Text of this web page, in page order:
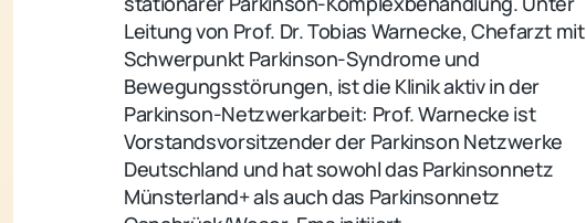
Leitung von Prof. Dr. Tobias Warnecke, Chefarzt mit
Schwerpunkt Parkinson-Syndrome und
Bewegungsstörungen, ist die Klinik aktiv in der
Parkinson-Netzwerkarbeit: Prof. Warnecke ist
Vorstandsvorsitzender der Parkinson Netzwerke
Deutschland und hat sowohl das Parkinsonnetz
Münsterland+ als auch das Parkinsonnetz